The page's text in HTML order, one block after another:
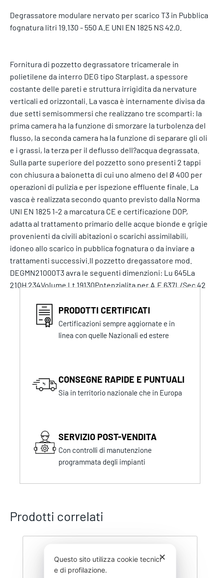
Degrassatore modulare nervato per scarico T3 in Pubblica
fognatura litri 19.130 - 550 A.E UNI EN 1825 NS 42,0.
Fornitura di pozzetto degrassatore tricamerale in
polietilene da interro DEG tipo Starplast, a spessore
costante delle pareti e struttura irrigidita da nervature
verticali ed orizzontali. La vasca è internamente divisa da
due setti semisommersi che realizzano tre scomparti: la
prima camera ha la funzione di smorzare la turbolenza del
flusso, la seconda camera ha la funzione di separare gli oli
e i grassi, la terza per il deflusso dell?acqua degrassata.
Sulla parte superiore del pozzetto sono presenti 2 tappi
con chiusura a baionetta di cui uno almeno del Ø 400 per
operazioni di pulizia e per ispezione effluente finale. La
vasca è realizzata secondo quanto previsto dalla Norma
UNI EN 1825 1-2 a marcatura CE e certificazione DOP,
adatta al trattamento primario delle acque bionde e grigie
provenienti da civili abitazioni o scarichi assimilabili,
idoneo allo scarico in pubblica fognatura o da inviare a
trattamenti successivi.Il pozzetto dregassatore mod.
DEGMN21000T3 avra le seguenti dimenzioni: Lu 645La
210H 234Volume Lt 19130Potenzialita per A.E 637L/Sec 42
PRODOTTI CERTIFICATI
Certificazioni sempre aggiornate e in
linea con quelle Nazionali ed estere
CONSEGNE RAPIDE E PUNTUALI
Sia in territorio nazionale che in Europa
SERVIZIO POST-VENDITA
Con controlli di manutenzione
programmata degli impianti
Prodotti correlati
✕
Questo sito utilizza cookie tecnici
e di profilazione.